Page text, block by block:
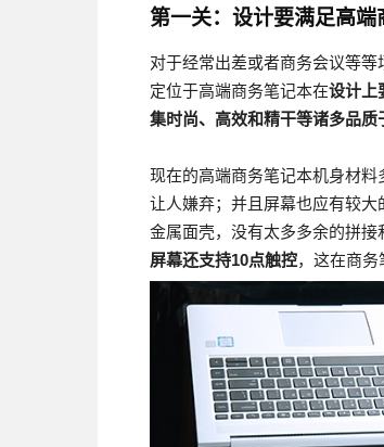
第一关： 设计要满足高端
对于经常出差或者商务会议等
定位于高端商务笔记本在设计上
集时尚、高效和精干等诸多品质
现在的高端商务笔记本机身材料
让人嫌弃；并且屏幕也应有较
金属面壳，没有太多多余的拼
屏幕还支持10点触控，这在商务